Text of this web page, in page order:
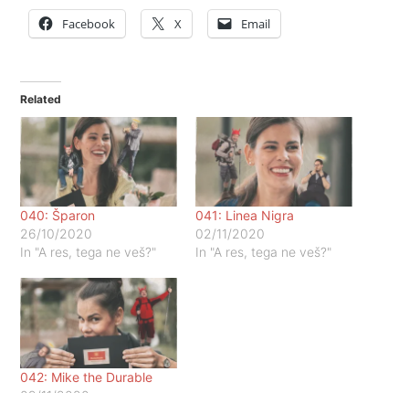
Facebook X Email
Related
040: Šparon
26/10/2020
In "A res, tega ne veš?"
041: Linea Nigra
02/11/2020
In "A res, tega ne veš?"
042: Mike the Durable